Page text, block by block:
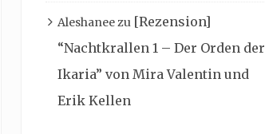
Aleshaneezu [Rezension]
“Nachtkrallen 1 – Der Orden der
Ikaria” von Mira Valentin und
Erik Kellen